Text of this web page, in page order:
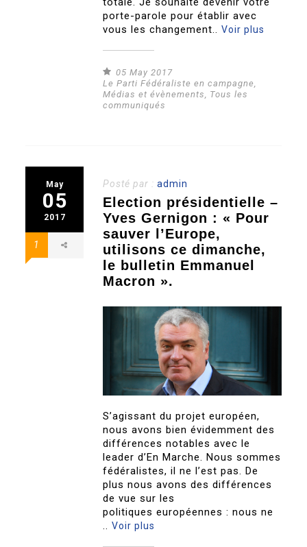
porte-parole pour établir avec
vous les changement..Voir plus
05 May 2017
Le Parti Fédéraliste en campagne,
Médias et évènements, Tous les
communiqués
May
05
2017
1
Posté par :admin
Election présidentielle –
Yves Gernigon : « Pour
sauver l’Europe,
utilisons ce dimanche,
le bulletin Emmanuel
Macron ».
S’agissant du projet européen,
nous avons bien évidemment des
différences notables avec le
leader d’En Marche. Nous sommes
fédéralistes, il ne l’est pas. De
plus nous avons des différences
de vue sur les
politiques européennes : nous ne
..Voir plus